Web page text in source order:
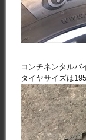
コンチネンタルバ
タイヤサイズは